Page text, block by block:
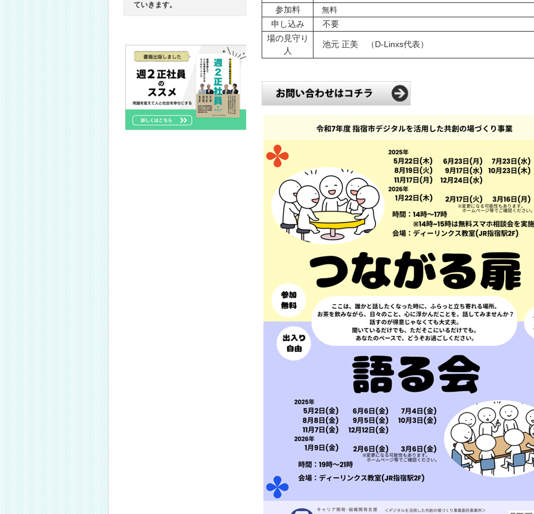
ていきます。
参加料 無料
申し込み
不要
場の見守り
人
池元 正美 （D-Linxs代表）